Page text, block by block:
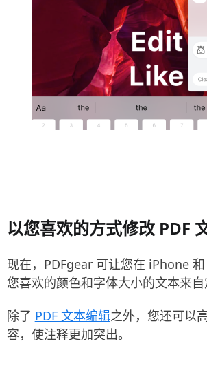
以您喜欢的方式修改 PDF
现在，PDFgear 可让您在 iPhone
您喜欢的颜色和字体大小的文本来自
除了 PDF 文本编辑之外，您还可以
容，使注释更加突出。